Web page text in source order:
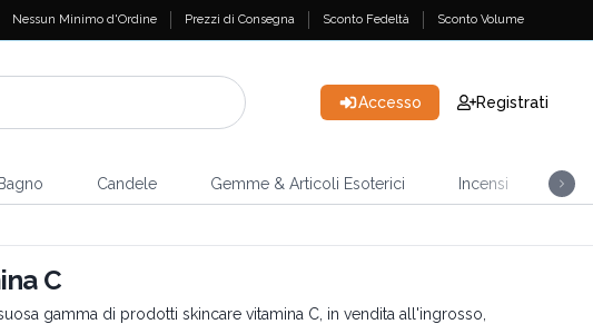
Nessun Minimo d'Ordine Prezzi di Consegna Sconto Fedeltà Sconto Volume
Accesso Registrati
Candele Gemme & Articoli Esoterici Incensi
C
gamma di prodotti skincare vitamina C, in vendita all'ingrosso,